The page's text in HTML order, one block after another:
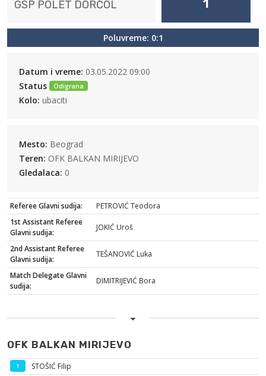
GSP POLET DORĆOL 1
Poluvreme: 0:1
Datum i vreme: 03.05.2022 09:00
Status
Odigrana
Kolo: ubaciti
Mesto: Beograd
Teren: OFK BALKAN MIRIJEVO
Gledalaca: 0
Referee Glavni sudija:
PETROVIĆ Teodora
1st Assistant Referee
Glavni sudija:
JOKIĆ Uroš
2nd Assistant Referee
Glavni sudija:
TEŠANOVIĆ Luka
Match Delegate Glavni
sudija:
DIMITRIJEVIĆ Bora
OFK BALKAN MIRIJEVO
1 STOŠIĆ Filip